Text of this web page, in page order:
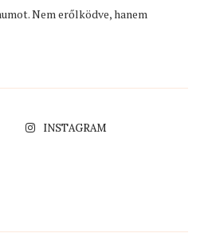
Nem erőlködve, hanem
INSTAGRAM